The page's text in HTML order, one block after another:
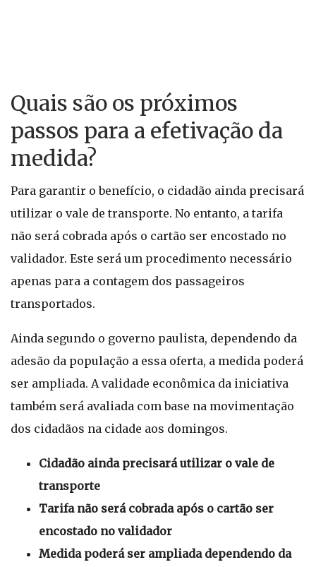
Quais são os próximos
passos para a efetivação da
medida?
Para garantir o benefício, o cidadão ainda precisará
utilizar o vale de transporte. No entanto, a tarifa
não será cobrada após o cartão ser encostado no
validador. Este será um procedimento necessário
apenas para a contagem dos passageiros
transportados.
Ainda segundo o governo paulista, dependendo da
adesão da população a essa oferta, a medida poderá
ser ampliada. A validade econômica da iniciativa
também será avaliada com base na movimentação
dos cidadãos na cidade aos domingos.
Cidadão ainda precisará utilizar o vale de
transporte
Tarifa não será cobrada após o cartão ser
encostado no validador
Medida poderá ser ampliada dependendo da